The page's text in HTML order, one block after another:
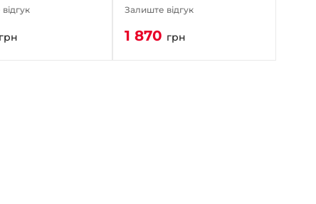
грн
Залиште відгук
1 870 грн